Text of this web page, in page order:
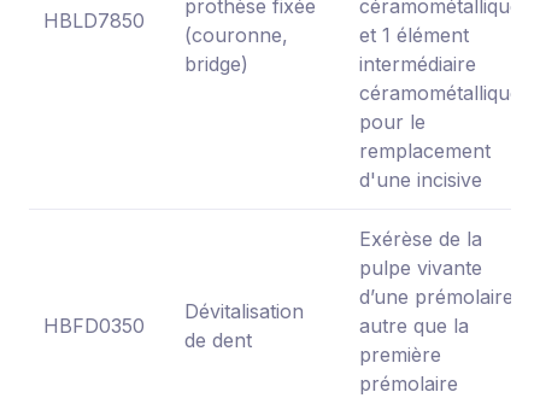
HBLD7850
prothèse fixée
(couronne,
bridge)
céramométalliques
et 1 élément
intermédiaire
céramométallique
pour le
remplacement
d'une incisive
HBFD0350
Dévitalisation
de dent
Exérèse de la
pulpe vivante
d’une prémolaire
autre que la
première
prémolaire